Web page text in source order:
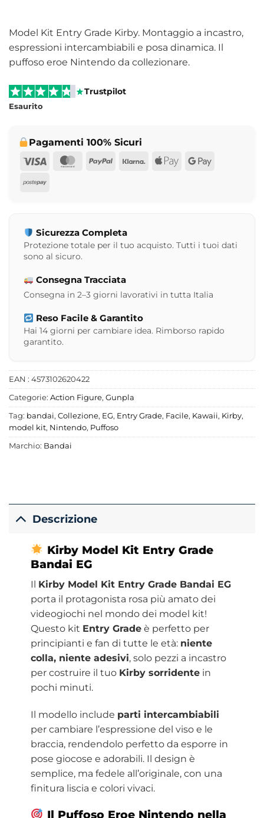
Model Kit Entry Grade Kirby. Montaggio a incastro,
espressioni intercambiabili e posa dinamica. Il
puffoso eroe Nintendo da collezionare.
Trustpilot
Esaurito
Pagamenti 100% Sicuri
Visa
MasterCard
PayPalKlarna Apple Google
Postepay
Sicurezza Completa
Protezione totale per il tuo acquisto. Tutti i tuoi dati
sono al sicuro.
Consegna Tracciata
Consegna in 2–3 giorni lavorativi in tutta Italia
Reso Facile & Garantito
Hai 14 giorni per cambiare idea. Rimborso rapido
garantito.
EAN : 4573102620422
Categorie: Action Figure, Gunpla
Tag: bandai, Collezione, EG, Entry Grade, Facile, Kawaii, Kirby,
model kit, Nintendo, Puffoso
Marchio: Bandai
Descrizione
Kirby Model Kit Entry Grade
Bandai EG
Il Kirby Model Kit Entry Grade Bandai EG
porta il protagonista rosa più amato dei
videogiochi nel mondo dei model kit!
Questo kit Entry Gradeè perfetto per
principianti e fan di tutte le età: niente
colla, niente adesivi, solo pezzi a incastro
per costruire il tuo Kirby sorridentein
pochi minuti.
Il modello include parti intercambiabili
per cambiare l’espressione del viso e le
braccia, rendendolo perfetto da esporre in
pose giocose e adorabili. Il design è
semplice, ma fedele all’originale, con una
finitura liscia e colori vivaci.
Il Puffoso Eroe Nintendo nella